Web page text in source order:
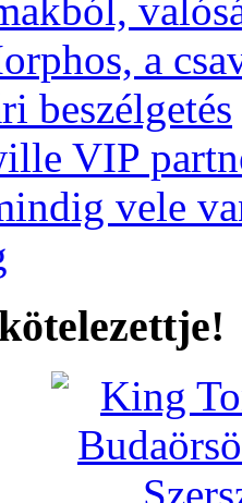
a
beszélgetés
VIP
vele